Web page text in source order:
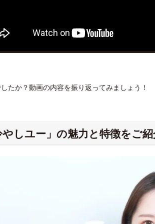
たか？動画の内容を振り返ってみましょう！
やしユー」の魅力と特徴をご